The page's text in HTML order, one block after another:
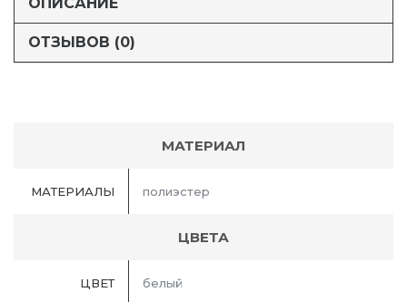
ОПИСАНИЕ
ОТЗЫВОВ (0)
МАТЕРИАЛ
МАТЕРИАЛЫ полиэстер
ЦВЕТА
ЦВЕТ белый